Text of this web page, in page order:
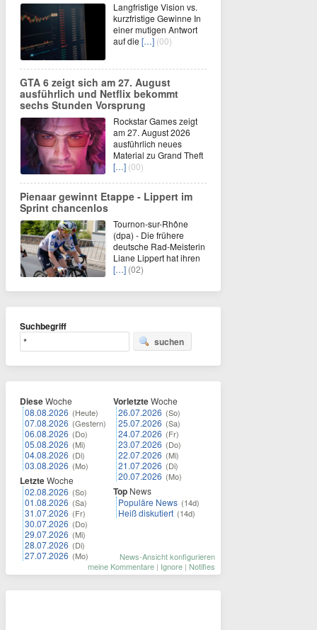
Langfristige Vision vs.
kurzfristige Gewinne In
einer mutigen Antwort
auf die […] (00)
GTA 6 zeigt sich am 27. August
ausführlich und Netflix bekommt
sechs Stunden Vorsprung
Rockstar Games zeigt
am 27. August 2026
ausführlich neues
Material zu Grand Theft
[…] (00)
Pienaar gewinnt Etappe - Lippert im
Sprint chancenlos
Tournon-sur-Rhône
(dpa) - Die frühere
deutsche Rad-Meisterin
Liane Lippert hat ihren
[…] (02)
Suchbegriff
suchen
DieseWoche
08.08.2026 (Heute)
07.08.2026 (Gestern)
06.08.2026 (Do)
05.08.2026 (Mi)
04.08.2026 (Di)
03.08.2026 (Mo)
LetzteWoche
02.08.2026 (So)
01.08.2026 (Sa)
31.07.2026 (Fr)
30.07.2026 (Do)
29.07.2026 (Mi)
28.07.2026 (Di)
27.07.2026 (Mo)
VorletzteWoche
26.07.2026 (So)
25.07.2026 (Sa)
24.07.2026 (Fr)
23.07.2026 (Do)
22.07.2026 (Mi)
21.07.2026 (Di)
20.07.2026 (Mo)
Top News
Populäre News (14d)
Heiß diskutiert (14d)
News-Ansicht konfigurieren
meine Kommentare | Ignore | Notifies